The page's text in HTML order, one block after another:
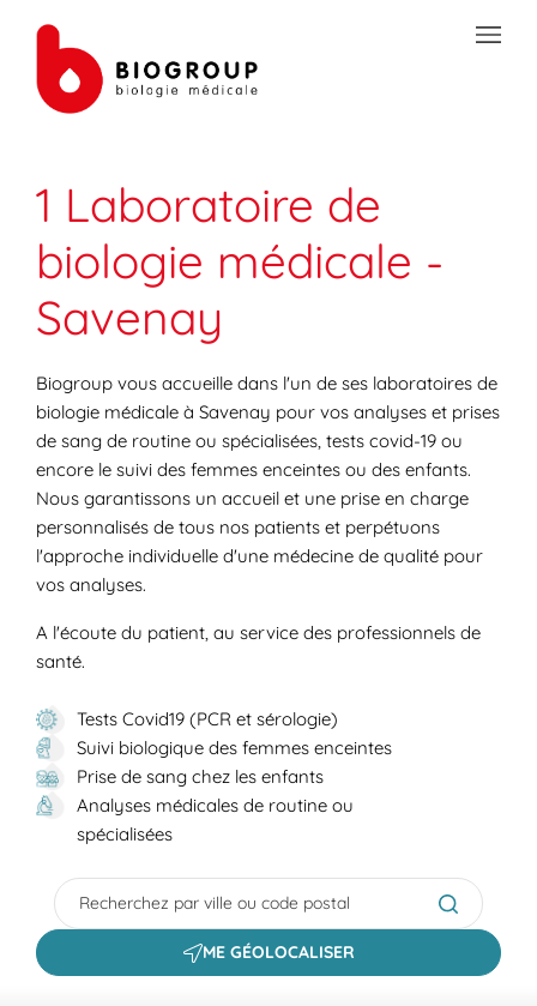
PRÉPAREZ VOS ANALYSES
LES SPÉCIALITÉS DE LA BIOLOGIE
VOTRE ESPACE PATIENT
1 Laboratoire de
biologie médicale -
Savenay
Biogroup vous accueille dans l'un de ses laboratoires de
biologie médicale à Savenay pour vos analyses et prises
de sang de routine ou spécialisées, tests covid-19 ou
encore le suivi des femmes enceintes ou des enfants.
Nous garantissons un accueil et une prise en charge
personnalisés de tous nos patients et perpétuons
l'approche individuelle d'une médecine de qualité pour
vos analyses.
A l'écoute du patient, au service des professionnels de
santé.
Tests Covid19 (PCR et sérologie)
Suivi biologique des femmes enceintes
Prise de sang chez les enfants
Analyses médicales de routine ou
spécialisées
City, State/Province, Zip or City & Country
Submit a
ME GÉOLOCALISER